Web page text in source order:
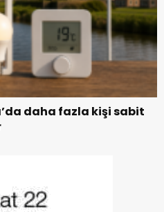
daha fazla kişi sabit